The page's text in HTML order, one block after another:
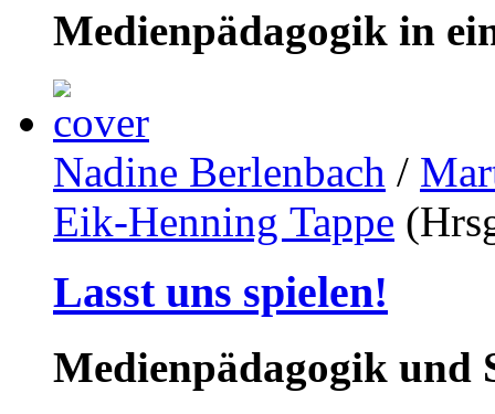
Medienpädagogik in
Nadine Berlenbach /
Eik-Henning Tappe
Lasst uns spielen!
Medienpädagogik und